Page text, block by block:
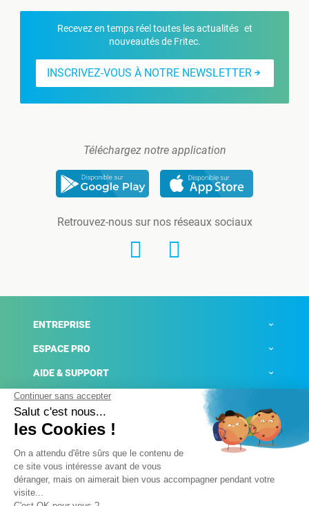
Recevez en temps réel toutes les actualités et
nouveautés de Fritec.
INSCRIVEZ-VOUS À NOTRE NEWSLETTER
Téléchargez notre application
Retrouvez-nous sur nos réseaux sociaux
ENTREPRISE
ESPACE PRO
AIDE & SUPPORT
ACTUALITÉS
Mentions légales